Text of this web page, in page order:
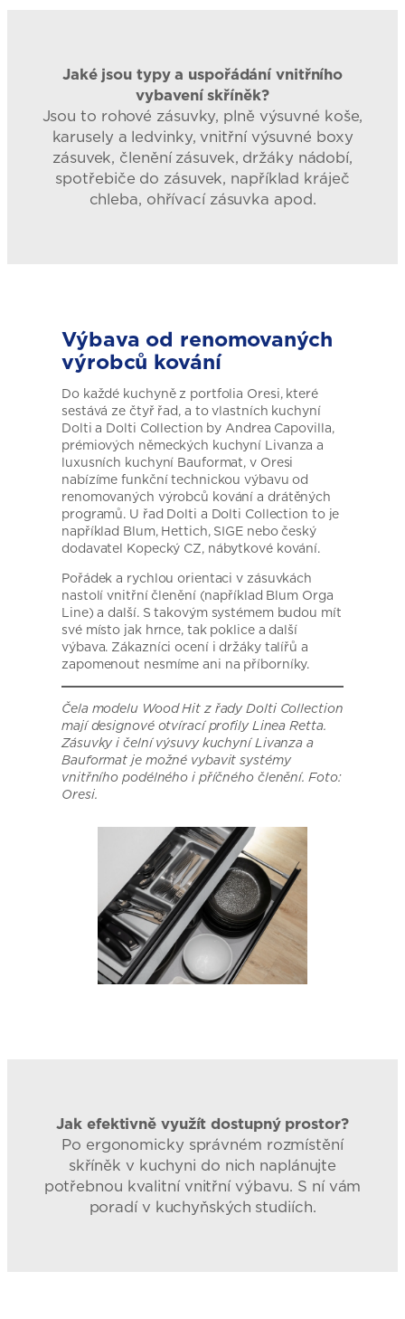
Jaké jsou typy a uspořádání vnitřního
vybavení skříněk?
Jsou to rohové zásuvky, plně výsuvné koše,
karusely a ledvinky, vnitřní výsuvné boxy
zásuvek, členění zásuvek, držáky nádobí,
spotřebiče do zásuvek, například kráječ
chleba, ohřívací zásuvka apod.
Výbava od renomovaných
výrobců kování
Do každé kuchyně z portfolia Oresi, které
sestává ze čtyř řad, a to vlastních kuchyní
Dolti a Dolti Collection by Andrea Capovilla,
prémiových německých kuchyní Livanza a
luxusních kuchyní Bauformat, v Oresi
nabízíme funkční technickou výbavu od
renomovaných výrobců kování a drátěných
programů. U řad Dolti a Dolti Collection to je
například Blum, Hettich, SIGE nebo český
dodavatel Kopecký CZ, nábytkové kování.
Pořádek a rychlou orientaci v zásuvkách
nastolí vnitřní členění (například Blum Orga
Line) a další. S takovým systémem budou mít
své místo jak hrnce, tak poklice a další
výbava. Zákazníci ocení i držáky talířů a
zapomenout nesmíme ani na příborníky.
Čela modelu Wood Hit z řady Dolti Collection
mají designové otvírací profily Linea Retta.
Zásuvky i čelní výsuvy kuchyní Livanza a
Bauformat je možné vybavit systémy
vnitřního podélného i příčného členění. Foto:
Oresi.
Jak efektivně využít dostupný prostor?
Po ergonomicky správném rozmístění
skříněk v kuchyni do nich naplánujte
potřebnou kvalitní vnitřní výbavu. S ní vám
poradí v kuchyňských studiích.